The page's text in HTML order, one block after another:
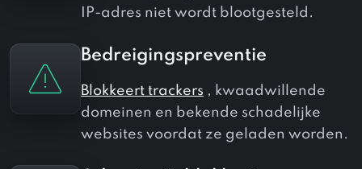
IP-adres niet wordt blootgesteld.
Bedreigingspreventie
Blokkeert trackers , kwaadwillende
domeinen en bekende schadelijke
websites voordat ze geladen worden.